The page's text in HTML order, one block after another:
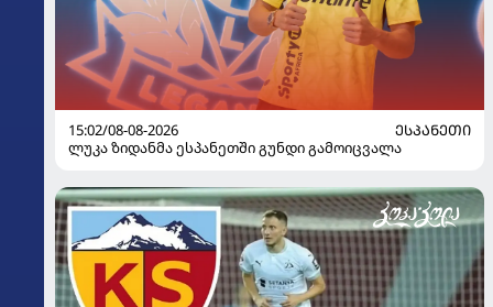
15:02/08-08-2026
ᲔᲡᲞᲐᲜᲔᲗᲘ
ლუკა ზიდანმა ესპანეთში გუნდი გამოიცვალა